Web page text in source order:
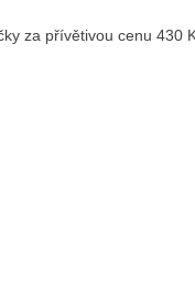
za přívětivou cenu 430